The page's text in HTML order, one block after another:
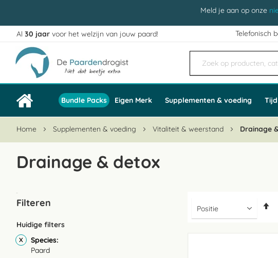
Meld je aan op onze
Ga
naar
de
inhoud
Al 30 jaar voor het welzijn van jouw paard! Telefonisch
Bundle Packs Eigen Merk Supplementen & voeding
Home Supplementen & voeding Vitaliteit & weerstand Drainage
Drainage & detox
Filteren
Huidige filters
Species
Paard